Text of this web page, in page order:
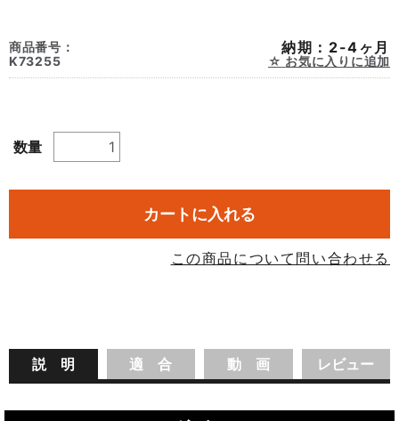
商品番号：
K73255
納期：2-4ヶ月
お気に入りに追加
数量
カートに入れる
この商品について問い合わせる
説 明 適 合 動 画 レビュー